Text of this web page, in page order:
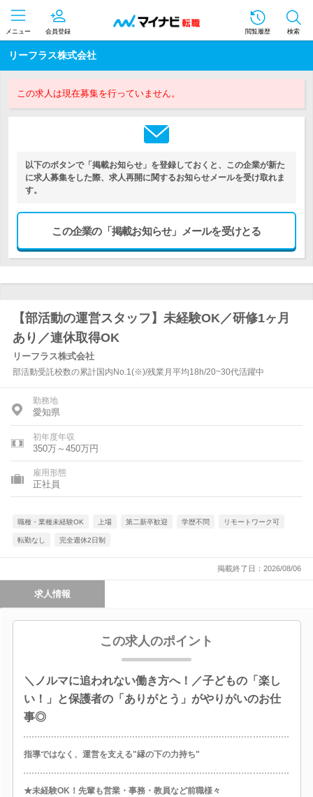
メニュー 会員登録 閲覧履歴 検索
リーフラス株式会社
この求人は現在募集を行っていません。
以下のボタンで「掲載お知らせ」を登録しておくと、この企業が新た
に求人募集をした際、求人再開に関するお知らせメールを受け取れま
す。
この企業の「掲載お知らせ」メールを受けとる
【部活動の運営スタッフ】未経験OK／研修1ヶ月
あり／連休取得OK
リーフラス株式会社
部活動受託校数の累計国内No.1(※)/残業月平均18h/20~30代活躍中
勤務地
愛知県
初年度年収
350万～450万円
雇用形態
正社員
職種・業種未経験OK 上場 第二新卒歓迎 学歴不問 リモートワーク可
転勤なし 完全週休2日制
掲載終了日：2026/08/06
求人情報
この求人のポイント
＼ノルマに追われない働き方へ！／子どもの「楽し
い！」と保護者の「ありがとう」がやりがいのお仕
事◎
指導ではなく、運営を支える"縁の下の力持ち"
★未経験OK！先輩も営業・事務・教員など前職様々